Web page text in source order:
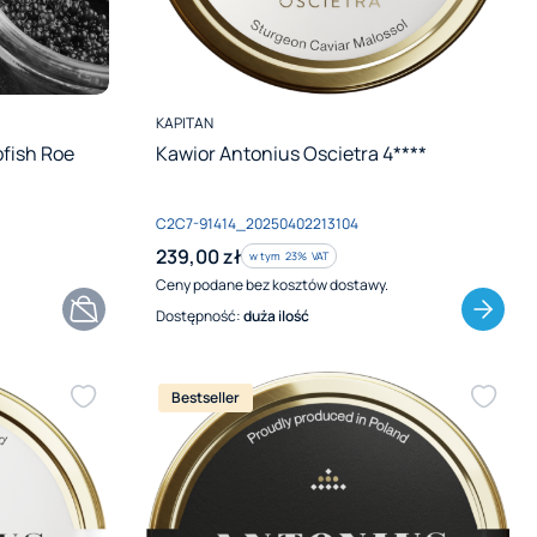
Roe
PRODUCENT
KAPITAN
Kawior Antonius Oscietra 4****
Kod produktu
C2C7-91414_20250402213104
Cena brutto
239,00 zł w tym %s VAT
w tym 23% VAT
Ceny podane bez kosztów dostawy.
Dostępność:duża ilość
Bestseller